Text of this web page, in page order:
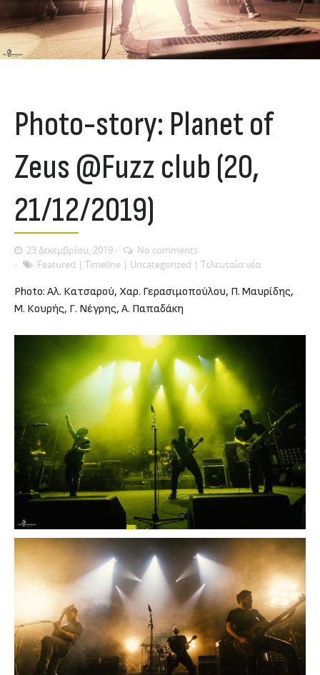
Photo-story: Planet of
Zeus @Fuzz club (20,
21/12/2019)
23 Δεκεμβρίου, 2019
No comments
Featured | Timeline | Uncategorized | Τελευταία νέα
Photo: Aλ. Κατσαρού, Χαρ. Γερασιμοπούλου, Π. Μαυρίδης,
Μ. Κουρής, Γ. Νέγρης, A. Παπαδάκη